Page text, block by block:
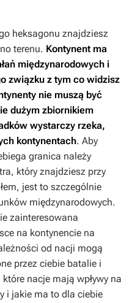
heksagonu znajdziesz
terenu. Kontynent ma
międzynarodowych i
związku z tym co widzisz
nie muszą być
dużym zbiornikiem
wystarczy rzeka,
kontynentach. Aby
granica należy
który znajdziesz przy
jest to szczególnie
międzynarodowych.
zainteresowana
na kontynencie na
od nacji mogą
przez ciebie batalie i
nacje mają wpływy na
i jakie ma to dla ciebie